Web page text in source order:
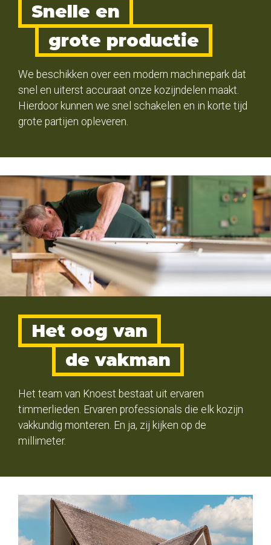
Snelle en
grote productie
We beschikken over een modern machinepark dat
snel en uiterst accuraat onze kozijndelen maakt.
Hierdoor kunnen we snel schakelen en in korte tijd
grote partijen opleveren.
Het oog van
de vakman
Het team van Knoest bestaat uit ervaren
timmerlieden. Ervaren professionals die elk kozijn
vakkundig monteren. En ja, zij kijken op de
millimeter.